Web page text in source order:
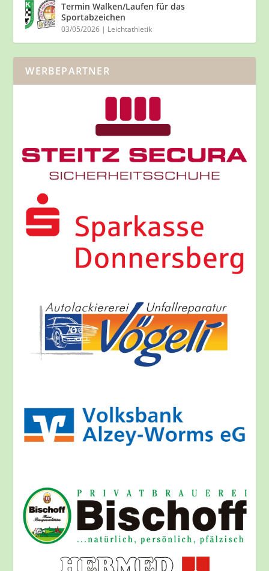
Termin Walken/Laufen für das
Sportabzeichen
03/05/2026 | Leichtathletik
WERBEPARTNER